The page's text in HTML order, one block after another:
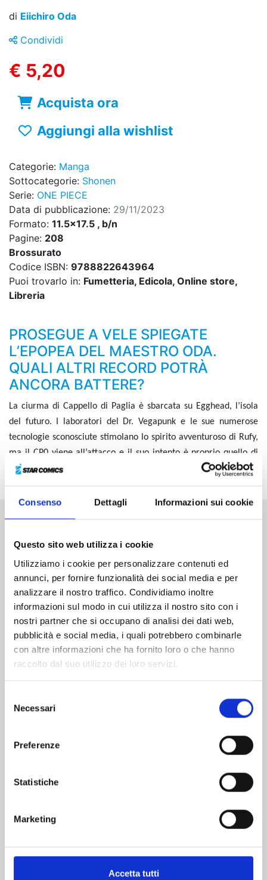
Consenso Dettagli Informazioni sui cookie
Questo sito web utilizza i cookie
Utilizziamo i cookie per personalizzare contenuti ed
annunci, per fornire funzionalità dei social media e per
analizzare il nostro traffico. Condividiamo inoltre
informazioni sul modo in cui utilizza il nostro sito con i
nostri partner che si occupano di analisi dei dati web,
pubblicità e social media, i quali potrebbero combinarle
con altre informazioni che ha fornito loro o che hanno
raccolto dal suo utilizzo dei loro servizi.
delNecessari
Preferenze
Statistiche
Marketing
Accetta tutti
di Eiichiro Oda
Condividi
€ 5,20
Acquista ora
Aggiungi alla wishlist
Categorie: Manga
Sottocategorie: Shonen
Serie: ONE PIECE
Data di pubblicazione: 29/11/2023
Formato: 11.5x17.5 , b/n
Pagine: 208
Brossurato
Codice ISBN: 9788822643964
Puoi trovarlo in: Fumetteria, Edicola, Online store,
Libreria
PROSEGUE A VELE SPIEGATE
L’EPOPEA DEL MAESTRO ODA.
QUALI ALTRI RECORD POTRÀ
ANCORA BATTERE?
La ciurma di Cappello di Paglia è sbarcata su Egghead, l’isola
del futuro. I laboratori del Dr. Vegapunk e le sue numerose
tecnologie sconosciute stimolano lo spirito avventuroso di Rufy,
ma il CP0 viene all’attacco e il suo intento è proprio quello di
sopprimere Vegapunk... Cosa faranno Rufy e i suoi compagni?!
Altri volumi della serie